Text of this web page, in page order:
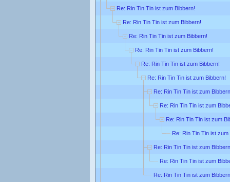
Re: Rin Tin Tin ist zum Bibbern!
Re: Rin Tin Tin ist zum Bibbern!
Re: Rin Tin Tin ist zum Bibbern!
Re: Rin Tin Tin ist zum Bibbern!
Re: Rin Tin Tin ist zum Bibbern!
Re: Rin Tin Tin ist zum Bibbern!
Re: Rin Tin Tin ist zum
Re: Rin Tin Tin ist zum
Re: Rin Tin Tin ist zum
Re: Rin Tin Tin ist zum
Re: Rin Tin Tin ist zum
Re: Rin Tin Tin ist zum
Re: Rin Tin Tin ist zum